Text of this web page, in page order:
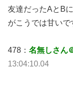
友達だったAとB
がこうでは甘いで
478： 名無しさん
13:04:10.04